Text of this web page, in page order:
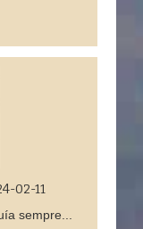
02-11
sempre...